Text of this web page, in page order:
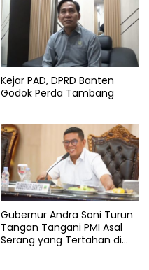
Kejar PAD, DPRD Banten
Godok Perda Tambang
Gubernur Andra Soni Turun
Tangan Tangani PMI Asal
Serang yang Tertahan di